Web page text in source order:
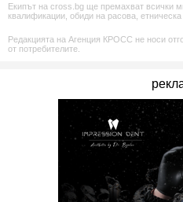
Екипът на cross.bg ще премахват всички
квалификации, обиди на расова, етническа
Редакцията на Агенция КРОСС не носи
от потребителите.